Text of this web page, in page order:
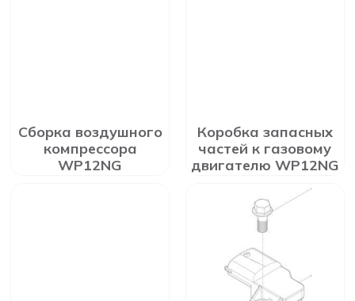
Сборка воздушного
компрессора
WP12NG
Коробка запасных
частей к газовому
двигателю WP12NG